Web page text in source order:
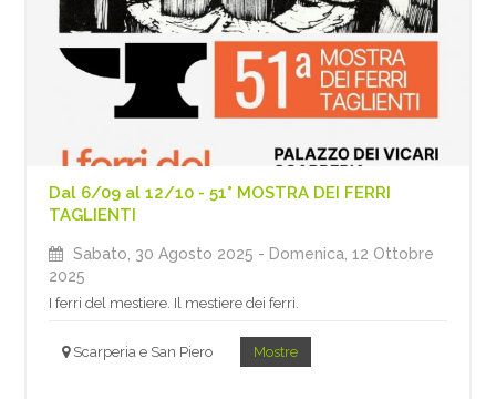
Dal 6/09 al 12/10 - 51° MOSTRA DEI FERRI
TAGLIENTI
Sabato, 30 Agosto 2025 - Domenica, 12 Ottobre
2025
I ferri del mestiere. Il mestiere dei ferri.
Scarperia e San Piero Mostre